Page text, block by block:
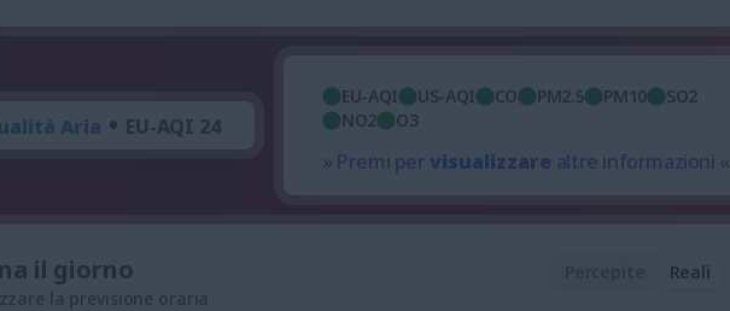
Aria • EU-AQI 24
EU-AQI US-AQI CO PM2.5 PM10
SO2
NO2
O3
» Premi pervisualizzare altre informazioni «
il giorno
la previsione oraria
Reali